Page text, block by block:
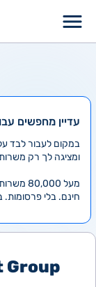
עדיין מחפשים
ומציגה לך רק
מעל 80,000 משרות • 4,000 חדשות ביום
חינם. בלי פרסומות.
Group